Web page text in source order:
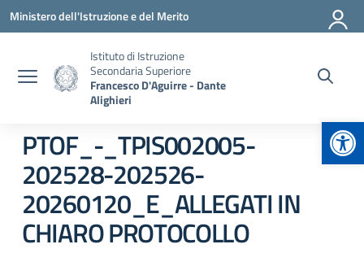
Vai ai contenuti
Vai al menu di navigazione
Vai al footer
Ministero dell'Istruzione e del Merito
Istituto di Istruzione
Secondaria Superiore
Francesco D'Aguirre - Dante
Alighieri
PTOF_-_TPIS002005-
202528-202526-
20260120_E_ALLEGATI IN
CHIARO PROTOCOLLO